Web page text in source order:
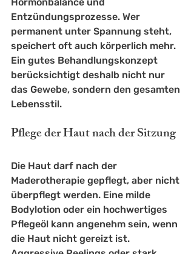
Entzündungsprozesse. Wer
permanent unter Spannung steht,
speichert oft auch körperlich mehr.
Ein gutes Behandlungskonzept
berücksichtigt deshalb nicht nur
das Gewebe, sondern den gesamten
Lebensstil.
Pflege der Haut nach der Sitzung
Die Haut darf nach der
Maderotherapie gepflegt, aber nicht
überpflegt werden. Eine milde
Bodylotion oder ein hochwertiges
Pflegeöl kann angenehm sein, wenn
die Haut nicht gereizt ist.